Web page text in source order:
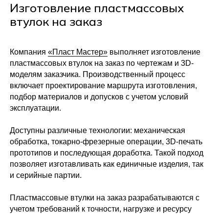
Изготовление пластмассовых
втулок на заказ
Компания «Пласт Мастер» выполняет изготовление
пластмассовых втулок на заказ по чертежам и 3D-
моделям заказчика. Производственный процесс
включает проектирование маршрута изготовления,
подбор материалов и допусков с учетом условий
эксплуатации.
Доступны различные технологии: механическая
обработка, токарно-фрезерные операции, 3D-печать
прототипов и последующая доработка. Такой подход
позволяет изготавливать как единичные изделия, так
и серийные партии.
Пластмассовые втулки на заказ разрабатываются с
учетом требований к точности, нагрузке и ресурсу
Вопросы и предложения
Я согласен с политикой
конфиденциальности
Задать вопрос
Политика конфиденциальности
Согласие на обработку персональных данных
Правила использования cookie
Разработка сайта